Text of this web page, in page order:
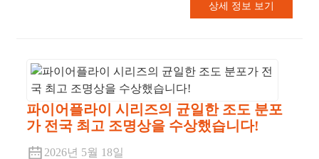
상세 정보 보기
파이어플라이 시리즈의 균일한 조도 분포
가 전국 최고 조명상을 수상했습니다!
2026년 5월 18일